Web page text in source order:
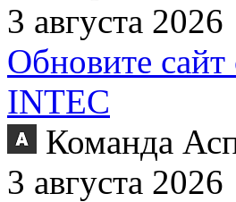
3 августа 2026
Обновите сайт
INTEC
Команда
3 августа 2026